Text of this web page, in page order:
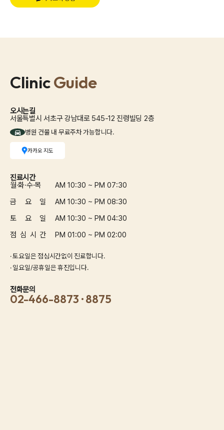
ClinicGuide
오시는길
서울특별시 서초구 강남대로 545-12 진령빌딩 2층
병원 건물 내 무료주차 가능합니다.
카카오 지도
진료시간
월·화·수·목
AM 10:30 ~ PM 07:30
금 요 일
AM 10:30 ~ PM 08:30
토 요 일
AM 10:30 ~ PM 04:30
점 심 시 간
PM 01:00 ~ PM 02:00
· 토요일은 점심시간없이 진료합니다.
· 일요일/공휴일은 휴진입니다.
전화문의
02-466-8873 · 8875